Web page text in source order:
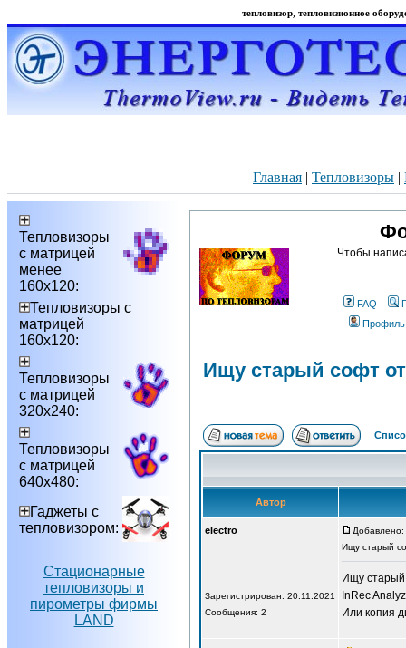
тепловизор, тепловизионное
Главная | Тепловизоры |
Тепловизоры
с матрицей
менее
160х120:
Тепловизоры с
матрицей
160х120:
Тепловизоры
с матрицей
320х240:
Тепловизоры
с матрицей
640х480:
Гаджеты с
тепловизором:
Стационарные
тепловизоры и
пирометры фирмы
LAND
Чтобы
FAQ
Профиль
Ищу старый софт от
Автор
electro
Зарегистрирован: 20.11.2021
Сообщения: 2
Ищу старый
Ищу старый
InRec
Или копия